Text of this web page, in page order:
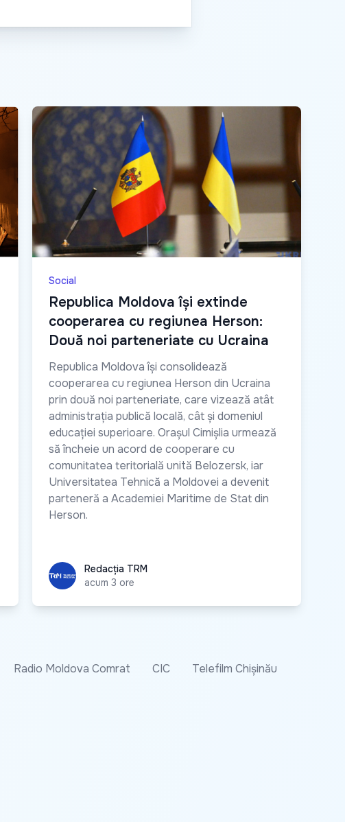
Social
Republica Moldova își extinde
cooperarea cu regiunea Herson:
Două noi parteneriate cu Ucraina
Republica Moldova își consolidează
cooperarea cu regiunea Herson din Ucraina
prin două noi parteneriate, care vizează atât
administrația publică locală, cât și domeniul
educației superioare. Orașul Cimișlia urmează
să încheie un acord de cooperare cu
comunitatea teritorială unită Belozersk, iar
Universitatea Tehnică a Moldovei a devenit
parteneră a Academiei Maritime de Stat din
Herson.
Redacția TRM
Redacția TRM
acum 3 ore
Radio Moldova Comrat CIC
Telefilm Chișinău